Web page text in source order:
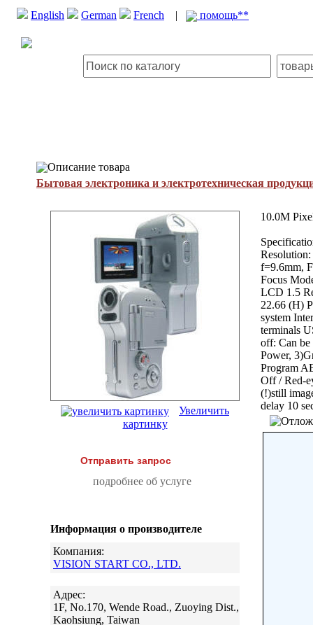
English German French | помощь**
Описание товара
Бытовая электроника и электротехническая
Увеличить
картинку
Отправить запрос
подробнее об услуге
Информация о производителе
Компания:
VISION START CO., LTD.
Адрес:
1F, No.170, Wende Road., Zuoying Dist.,
Kaohsiung, Taiwan
10.0M
f=9.6mm,
Focus
LCD 1.5
22.66 (H)
system
terminals
off: Can be
Power,
Program
Off / Red-
(!)still
delay 10